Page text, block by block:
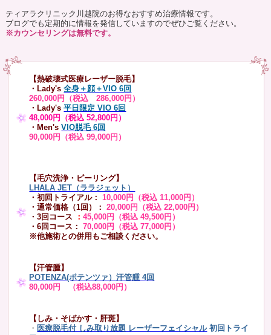
ティアラクリニック川越院のお得なおすすめ治療情報です。
ブログでも定期的に情報を発信していますのでぜひご覧ください。
※カウンセリングは無料です。
【熱破壊式医療レーザー脱毛】
・Lady's 全身＋顔＋VIO 6回
260,000円（税込 286,000円）
・Lady's平日限定 VIO 6回
48,000円（税込 52,800円）
・Men's VIO脱毛 6回
90,000円（税込 99,000円）
【毛穴洗浄・ピーリング】
LHALA JET（ララジェット）
・初回トライアル： 10,000円（税込 11,000円）
・通常価格（1回）：
20,000円（税込 22,000円）
・3回コース ：45,000円（税込 49,500円）
・6回コース：
70,000円（税込 77,000円）
※他施術との併用もご相談ください。
【汗管腫】
POTENZA(ポテンツァ）汗管腫 4回
80,000円 （税込88,000円）
【しみ・そばかす・肝斑】
・ 医療脱毛付 しみ取り放題 レーザーフェイシャル 初回トライ